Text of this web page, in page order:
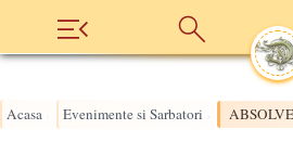
Acasa Evenimente si Sarbatori